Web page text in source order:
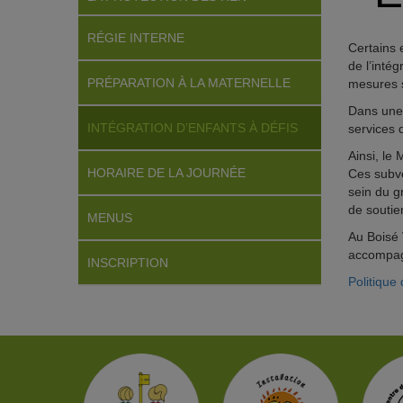
RÉGIE INTERNE
PRÉPARATION À LA MATERNELLE
INTÉGRATION D’ENFANTS À DÉFIS
HORAIRE DE LA JOURNÉE
MENUS
INSCRIPTION
Certains
de
mesures
Dans
services
Ainsi, le
Ces
sein du
de
Au Boisé
Politique